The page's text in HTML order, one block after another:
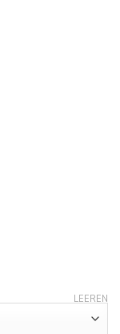
LEEREN